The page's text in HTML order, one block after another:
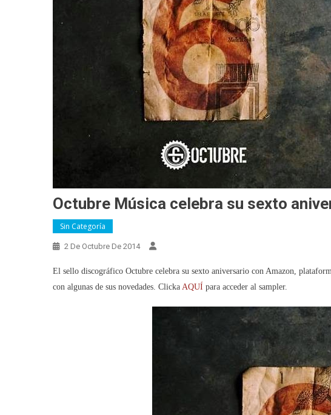
Octubre Música celebra su sexto
Sin Categoría
2 De Octubre De 2014
El sello discográfico Octubre celebra su sexto aniversario con Amazon,
con algunas de sus novedades. Clicka AQUÍ para acceder al sampler.